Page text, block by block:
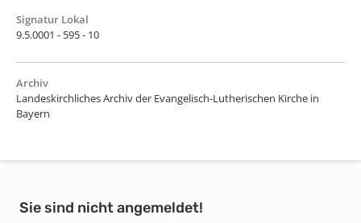
Signatur Lokal
9.5.0001 - 595 - 10
Archiv
Landeskirchliches Archiv der Evangelisch-Lutherischen Kirche in
Bayern
Sie sind nicht angemeldet!